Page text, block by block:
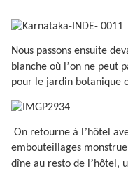
Nous passons ensuite
blanche où l’on ne peut
pour le jardin botanique
On retourne à l ’hôtel
embouteillages
dîne au resto de l ’hôtel,